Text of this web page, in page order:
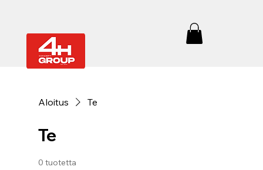
Aloitus Te
Te
0 tuotetta